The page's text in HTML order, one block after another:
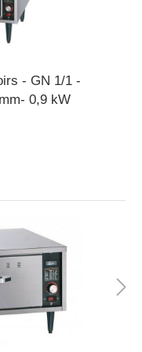
- GN 1/1 -
0,9 kW